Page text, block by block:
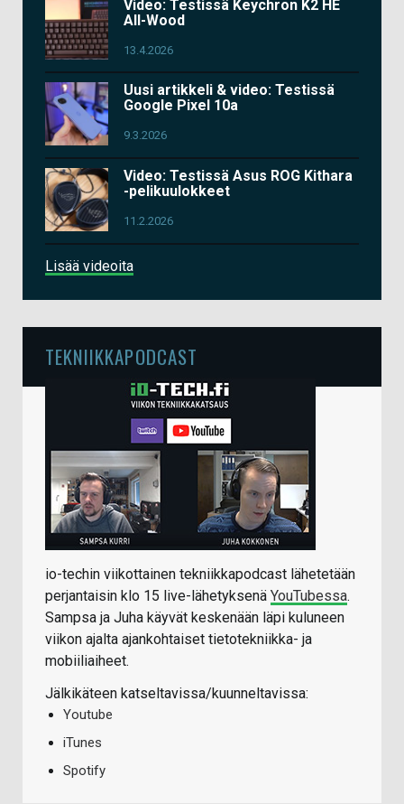
Video: Testissä Keychron K2 HE
All-Wood
13.4.2026
Uusi artikkeli & video: Testissä
Google Pixel 10a
9.3.2026
Video: Testissä Asus ROG Kithara
-pelikuulokkeet
11.2.2026
Lisää videoita
TEKNIIKKAPODCAST
io-techin viikottainen tekniikkapodcast lähetetään
perjantaisin klo 15 live-lähetyksenä YouTubessa.
Sampsa ja Juha käyvät keskenään läpi kuluneen
viikon ajalta ajankohtaiset tietotekniikka- ja
mobiiliaiheet.
Jälkikäteen katseltavissa/kuunneltavissa:
Youtube
iTunes
Spotify